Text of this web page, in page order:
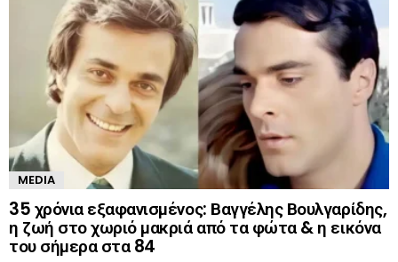
MEDIA
35 χρόνια εξαφανισμένος: Βαγγέλης Βουλγαρίδης,
η ζωή στο χωριό μακριά από τα φώτα & η εικόνα
του σήμερα στα 84